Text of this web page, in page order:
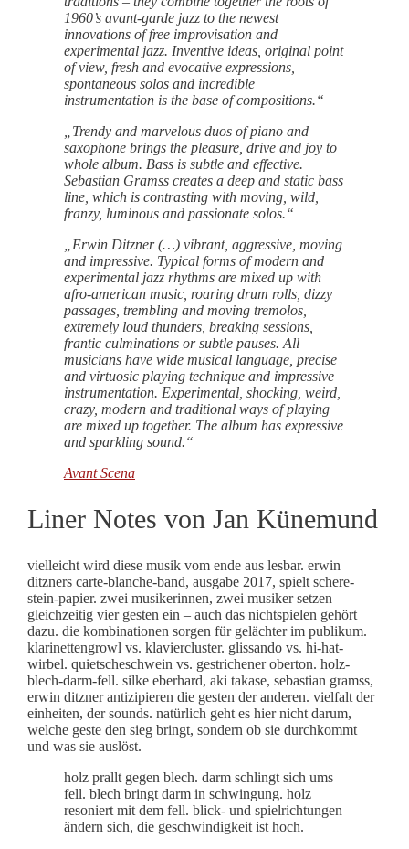
1960’s avant-garde jazz to the newest
innovations of free improvisation and
experimental jazz. Inventive ideas, original point
of view, fresh and evocative expressions,
spontaneous solos and incredible
instrumentation is the base of compositions.“
„Trendy and marvelous duos of piano and
saxophone brings the pleasure, drive and joy to
whole album. Bass is subtle and effective.
Sebastian Gramss creates a deep and static bass
line, which is contrasting with moving, wild,
franzy, luminous and passionate solos.“
„Erwin Ditzner (…) vibrant, aggressive, moving
and impressive. Typical forms of modern and
experimental jazz rhythms are mixed up with
afro-american music, roaring drum rolls, dizzy
passages, trembling and moving tremolos,
extremely loud thunders, breaking sessions,
frantic culminations or subtle pauses. All
musicians have wide musical language, precise
and virtuosic playing technique and impressive
instrumentation. Experimental, shocking, weird,
crazy, modern and traditional ways of playing
are mixed up together. The album has expressive
and sparkling sound.“
Avant Scena
Liner Notes von Jan Künemund
vielleicht wird diese musik vom ende aus lesbar. erwin
ditzners carte-blanche-band, ausgabe 2017, spielt schere-
stein-papier. zwei musikerinnen, zwei musiker setzen
gleichzeitig vier gesten ein – auch das nichtspielen gehört
dazu. die kombinationen sorgen für gelächter im publikum.
klarinettengrowl vs. klaviercluster. glissando vs. hi-hat-
wirbel. quietscheschwein vs. gestrichener oberton. holz-
blech-darm-fell. silke eberhard, aki takase, sebastian gramss,
erwin ditzner antizipieren die gesten der anderen. vielfalt der
einheiten, der sounds. natürlich geht es hier nicht darum,
welche geste den sieg bringt, sondern ob sie durchkommt
und was sie auslöst.
holz prallt gegen blech. darm schlingt sich ums
fell. blech bringt darm in schwingung. holz
resoniert mit dem fell. blick- und spielrichtungen
ändern sich, die geschwindigkeit ist hoch.